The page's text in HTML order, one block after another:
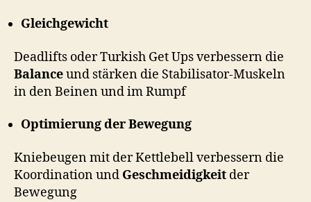
Gleichgewicht
Deadlifts oder Turkish Get Ups verbessern die
Balanceund stärken die Stabilisator-Muskeln
in den Beinen und im Rumpf
Optimierung der Bewegung
Kniebeugen mit der Kettlebell verbessern die
Koordination und Geschmeidigkeit der
Bewegung